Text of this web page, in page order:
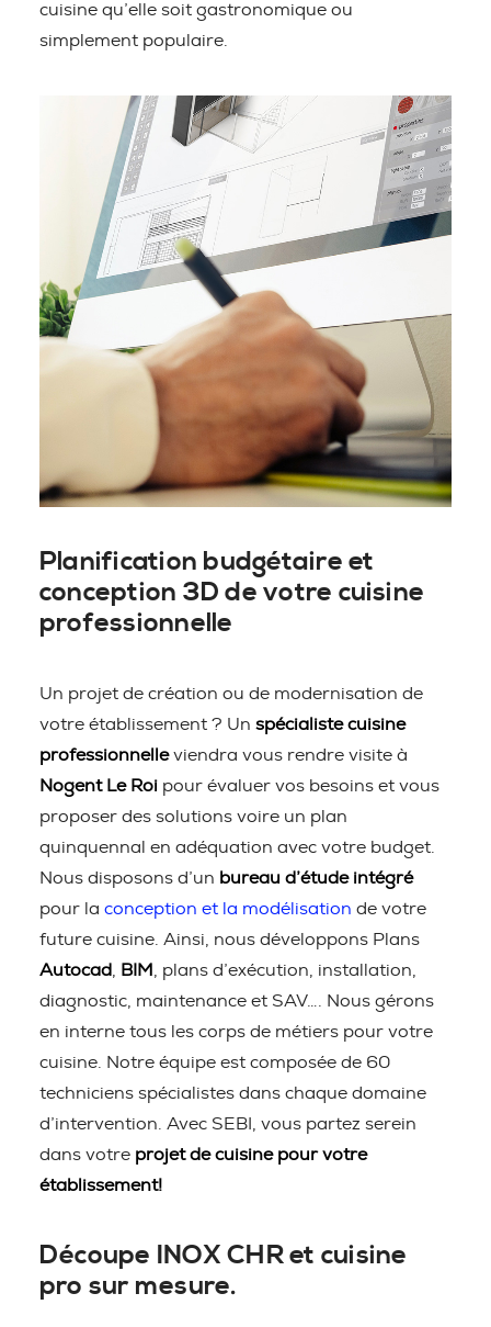
cuisine qu’elle soit gastronomique ou
simplement populaire.
Planification budgétaire et
conception 3D de votre cuisine
professionnelle
Un projet de création ou de modernisation de
votre établissement ? Un spécialiste cuisine
professionnelleviendra vous rendre visite à
Nogent Le Roi pour évaluer vos besoins et vous
proposer des solutions voire un plan
quinquennal en adéquation avec votre budget.
Nous disposons d’un bureau d’étude intégré
pour la conception et la modélisation de votre
future cuisine. Ainsi, nous développons Plans
Autocad
BIM
, plans d’exécution, installation,
diagnostic, maintenance et SAV…. Nous gérons
en interne tous les corps de métiers pour votre
cuisine. Notre équipe est composée de 60
techniciens spécialistes dans chaque domaine
d’intervention. Avec SEBI, vous partez serein
dans votre projet de cuisine pour votre
établissement!
Découpe INOX CHR et cuisine
pro sur mesure.